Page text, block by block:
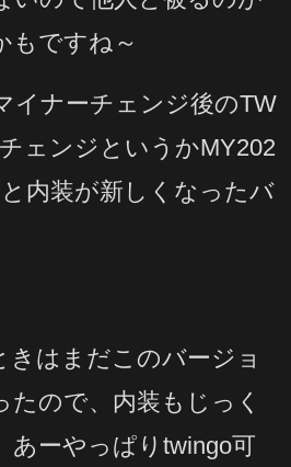
もですね～
イナーチェンジ後のTW
ェンジというかMY202
内装が新しくなったバ
きはまだこのバージョ
たので、内装もじっく
あーやっぱりtwingo可